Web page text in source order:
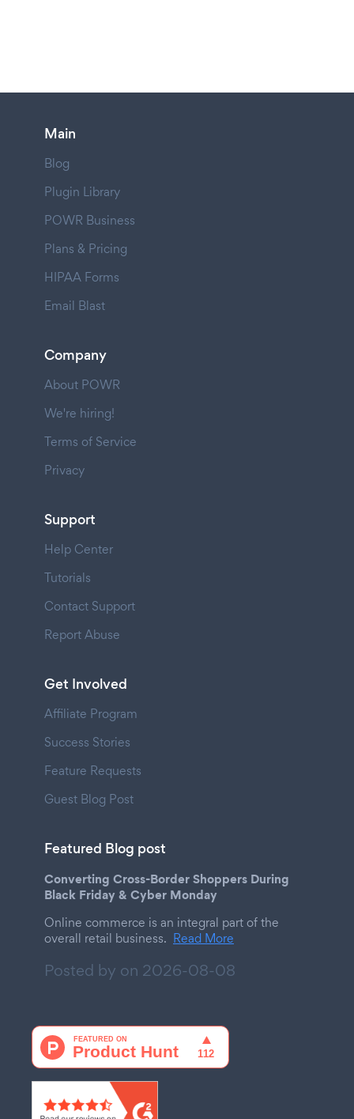
Main
Blog
Plugin Library
POWR Business
Plans & Pricing
HIPAA Forms
Email Blast
Company
About POWR
We're hiring!
Terms of Service
Privacy
Support
Help Center
Tutorials
Contact Support
Report Abuse
Get Involved
Affiliate Program
Success Stories
Feature Requests
Guest Blog Post
Featured Blog post
Converting Cross-Border Shoppers During
Black Friday & Cyber Monday
Online commerce is an integral part of the
overall retail business. Read More
Posted by on 2026-08-08